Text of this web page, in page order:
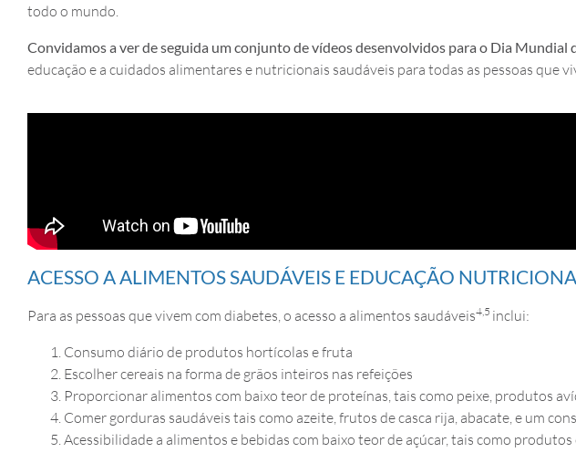
todo o mundo.
Convidamos a ver de seguida um conjunto de vídeos desenvolvidos para o Dia Mundial
educação e a cuidados alimentares e nutricionais saudáveis para todas as pessoas que
ACESSO A ALIMENTOS SAUDÁVEIS E EDUCAÇÃO
Para as pessoas que vivem com diabetes, o acesso a alimentos saudáveis4,5 inclui:
Consumo diário de produtos hortícolas e fruta
Escolher cereais na forma de grãos inteiros nas refeições
Proporcionar alimentos com baixo teor de proteínas, tais como peixe, produtos
Comer gorduras saudáveis tais como azeite, frutos de casca rija, abacate, e um
Acessibilidade a alimentos e bebidas com baixo teor de açúcar, tais como